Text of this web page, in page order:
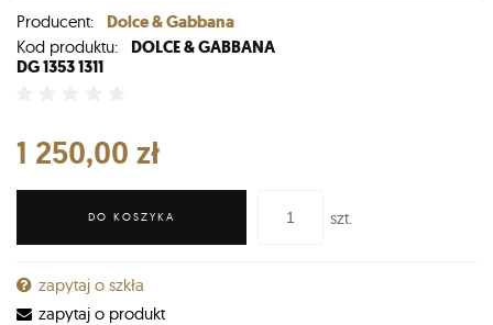
Producent: Dolce & Gabbana
Kod produktu:
DOLCE & GABBANA
DG 1353 1311
1 250,00 zł
DO KOSZYKA szt.
zapytaj o szkła
zapytaj o produkt